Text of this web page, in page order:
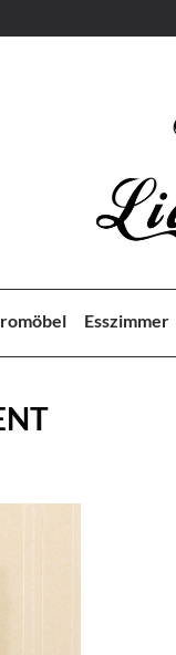
Esszimmer